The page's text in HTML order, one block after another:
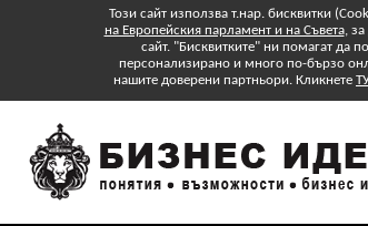
Този сайт използва т.нар. бисквитки
на Европейския парламент и на Съвета,
сайт. "Бисквитките" ни помагат да
персонализирано и много по-бързо
нашите доверени партньори. Кликнете